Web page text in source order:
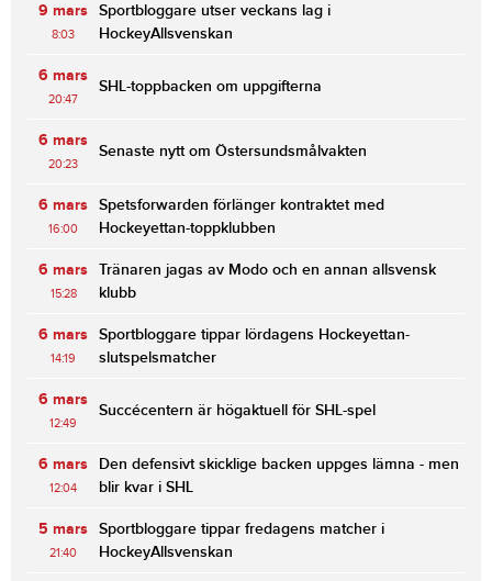
9 mars
8:03
Sportbloggare utser veckans lag i
HockeyAllsvenskan
6 mars
20:47
SHL-toppbacken om uppgifterna
6 mars
20:23
Senaste nytt om Östersundsmålvakten
6 mars
16:00
Spetsforwarden förlänger kontraktet med
Hockeyettan-toppklubben
6 mars
15:28
Tränaren jagas av Modo och en annan allsvensk
klubb
6 mars
14:19
Sportbloggare tippar lördagens Hockeyettan-
slutspelsmatcher
6 mars
12:49
Succécentern är högaktuell för SHL-spel
6 mars
12:04
Den defensivt skicklige backen uppges lämna - men
blir kvar i SHL
5 mars
21:40
Sportbloggare tippar fredagens matcher i
HockeyAllsvenskan